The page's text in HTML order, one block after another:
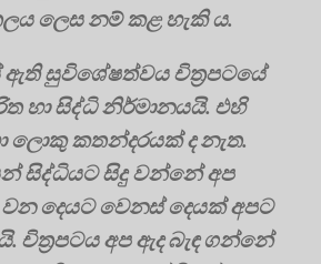
ලෙස නම් කළ හැකි ය.
සුවිශේෂත්වය චිත්‍රපටයේ
හා සිද්ධි නිර්මානයයි. එහි
ලොකු කතන්දරයක් ද නැත.
සිද්ධියට සිදු වන්නේ අප
දෙයට වෙනස් දෙයක් අපට
චිත්‍රපටය අප ඇද බැඳ ගන්නේ